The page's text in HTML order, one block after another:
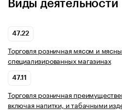
Виды деятельности
47.22
Торговля розничная мясом и
специализированных магазинах
47.11
Торговля розничная
включая напитки, и табачными